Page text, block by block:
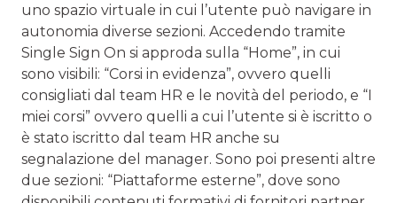
uno spazio virtuale in cui l’utente può navigare in
autonomia diverse sezioni. Accedendo tramite
Single Sign On si approda sulla “Home”, in cui
sono visibili: “Corsi in evidenza”, ovvero quelli
consigliati dal team HR e le novità del periodo, e “I
miei corsi” ovvero quelli a cui l’utente si è iscritto o
è stato iscritto dal team HR anche su
segnalazione del manager. Sono poi presenti altre
due sezioni: “Piattaforme esterne”, dove sono